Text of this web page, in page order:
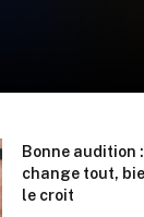
Bonne audition
change tout,
le croit